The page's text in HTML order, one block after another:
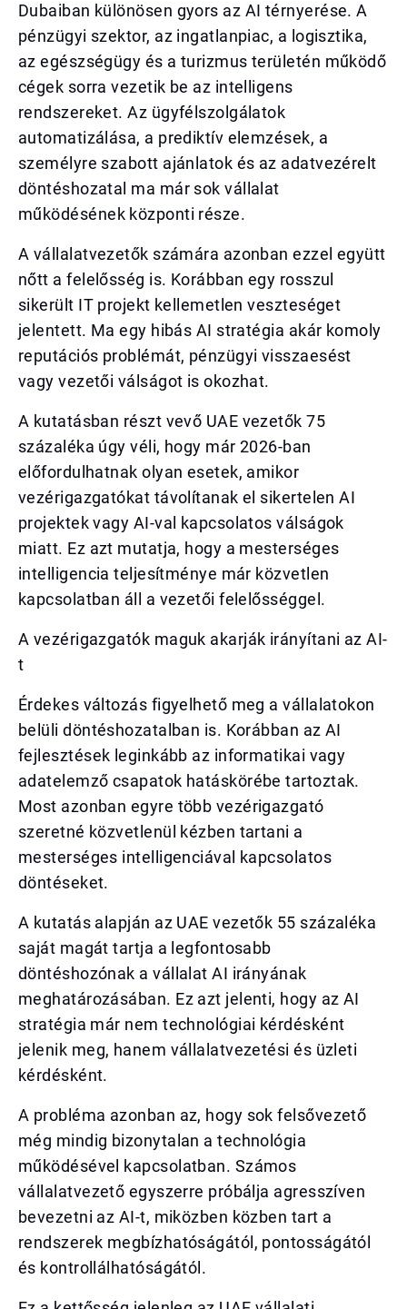
Dubaiban különösen gyors az AI térnyerése. A
pénzügyi szektor, az ingatlanpiac, a logisztika,
az egészségügy és a turizmus területén működő
cégek sorra vezetik be az intelligens
rendszereket. Az ügyfélszolgálatok
automatizálása, a prediktív elemzések, a
személyre szabott ajánlatok és az adatvezérelt
döntéshozatal ma már sok vállalat
működésének központi része.
A vállalatvezetők számára azonban ezzel együtt
nőtt a felelősség is. Korábban egy rosszul
sikerült IT projekt kellemetlen veszteséget
jelentett. Ma egy hibás AI stratégia akár komoly
reputációs problémát, pénzügyi visszaesést
vagy vezetői válságot is okozhat.
A kutatásban részt vevő UAE vezetők 75
százaléka úgy véli, hogy már 2026-ban
előfordulhatnak olyan esetek, amikor
vezérigazgatókat távolítanak el sikertelen AI
projektek vagy AI-val kapcsolatos válságok
miatt. Ez azt mutatja, hogy a mesterséges
intelligencia teljesítménye már közvetlen
kapcsolatban áll a vezetői felelősséggel.
A vezérigazgatók maguk akarják irányítani az AI-
t
Érdekes változás figyelhető meg a vállalatokon
belüli döntéshozatalban is. Korábban az AI
fejlesztések leginkább az informatikai vagy
adatelemző csapatok hatáskörébe tartoztak.
Most azonban egyre több vezérigazgató
szeretné közvetlenül kézben tartani a
mesterséges intelligenciával kapcsolatos
döntéseket.
A kutatás alapján az UAE vezetők 55 százaléka
saját magát tartja a legfontosabb
döntéshozónak a vállalat AI irányának
meghatározásában. Ez azt jelenti, hogy az AI
stratégia már nem technológiai kérdésként
jelenik meg, hanem vállalatvezetési és üzleti
kérdésként.
A probléma azonban az, hogy sok felsővezető
még mindig bizonytalan a technológia
működésével kapcsolatban. Számos
vállalatvezető egyszerre próbálja agresszíven
bevezetni az AI-t, miközben közben tart a
rendszerek megbízhatóságától, pontosságától
és kontrollálhatóságától.